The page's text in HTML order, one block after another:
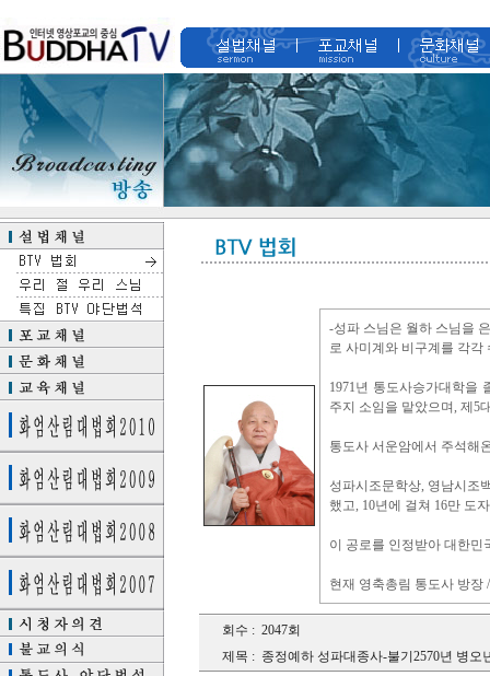
-성파 스님은 월하 스님을
로 사미계와 비구계를 각각
1971년 통도사승가대학을
주지 소임을 맡았으며, 제5
통도사 서운암에서 주석해
성파시조문학상, 영남시조
했고, 10년에 걸쳐 16만 도
이 공로를 인정받아 대한민
현재 영축총림 통도사 방장
회수 : 2047회
제목 : 종정예하 성파대종사-불기2570년 병오